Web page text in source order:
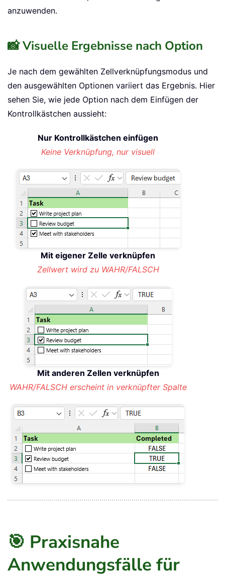
Ausgabe anzupassen:
Etikett des Kontrollkästchens verwenden
Den logischen Wert des Kontrollkästchens in der
verknüpften Zelle anzeigen
6. Klicken Sie aufOK, um die Einstellungen
anzuwenden.
📸 Visuelle Ergebnisse nach Option
den ausgewählten Optionen variiert das Ergebnis. Hier
sehen Sie, wie jede Option nach dem Einfügen der
Kontrollkästchen aussieht:
Nur Kontrollkästchen einfügen
Keine Verknüpfung, nur visuell
Mit eigener Zelle verknüpfen
Zellwert wird zu WAHR/FALSCH
Mit anderen Zellen verknüpfen
WAHR/FALSCH erscheint in verknüpfter Spalte